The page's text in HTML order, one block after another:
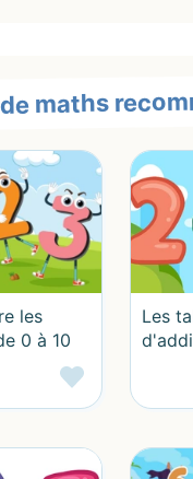
maths
les
0 à 10
Les